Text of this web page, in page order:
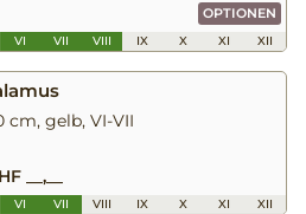
OPTIONEN
VI VII VIII IX X XI XII
cm, gelb, VI-VII
__,__
VI VII VIII IX X XI XII